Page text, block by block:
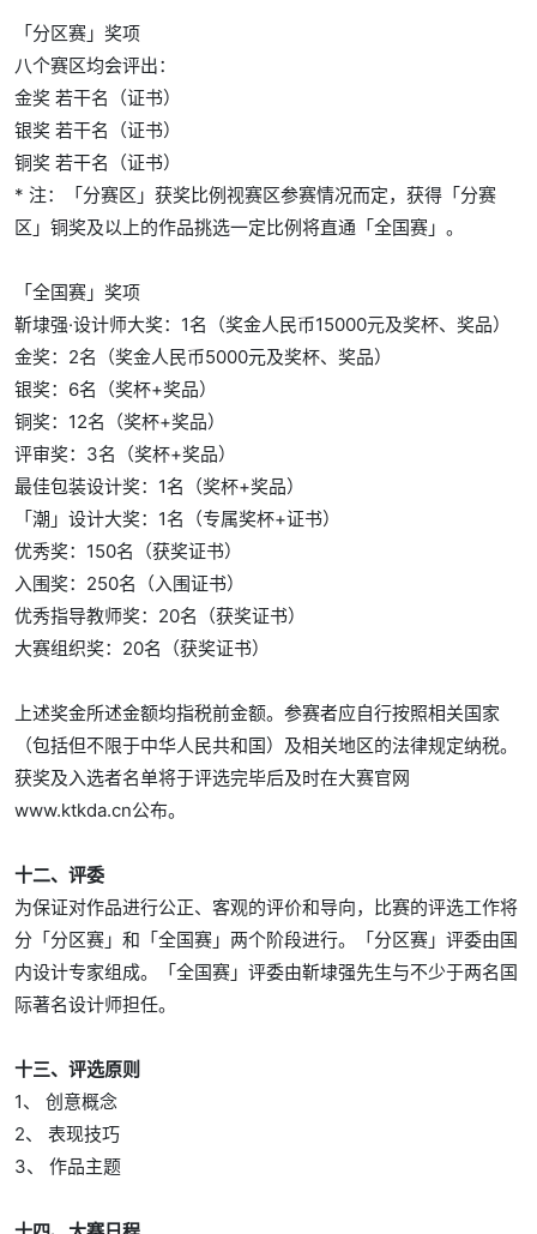
「分区赛」奖项
八个赛区均会评出：
金奖 若干名（证书）
银奖 若干名（证书）
铜奖 若干名（证书）
* 注：「分赛区」获奖比例视赛区参赛情况而定，获得「分赛
区」铜奖及以上的作品挑选一定比例将直通「全国赛」。
「全国赛」奖项
靳埭强·设计师大奖：1名（奖金人民币15000元及奖杯、奖品）
金奖：2名（奖金人民币5000元及奖杯、奖品）
银奖：6名（奖杯+奖品）
铜奖：12名（奖杯+奖品）
评审奖：3名（奖杯+奖品）
最佳包装设计奖：1名（奖杯+奖品）
「潮」设计大奖：1名（专属奖杯+证书）
优秀奖：150名（获奖证书）
入围奖：250名（入围证书）
优秀指导教师奖：20名（获奖证书）
大赛组织奖：20名（获奖证书）
上述奖金所述金额均指税前金额。参赛者应自行按照相关国家
（包括但不限于中华人民共和国）及相关地区的法律规定纳税。
获奖及入选者名单将于评选完毕后及时在大赛官网
www.ktkda.cn公布。
十二、评委
为保证对作品进行公正、客观的评价和导向，比赛的评选工作将
分「分区赛」和「全国赛」两个阶段进行。「分区赛」评委由国
内设计专家组成。「全国赛」评委由靳埭强先生与不少于两名国
际著名设计师担任。
十三、评选原则
1、 创意概念
2、 表现技巧
3、 作品主题